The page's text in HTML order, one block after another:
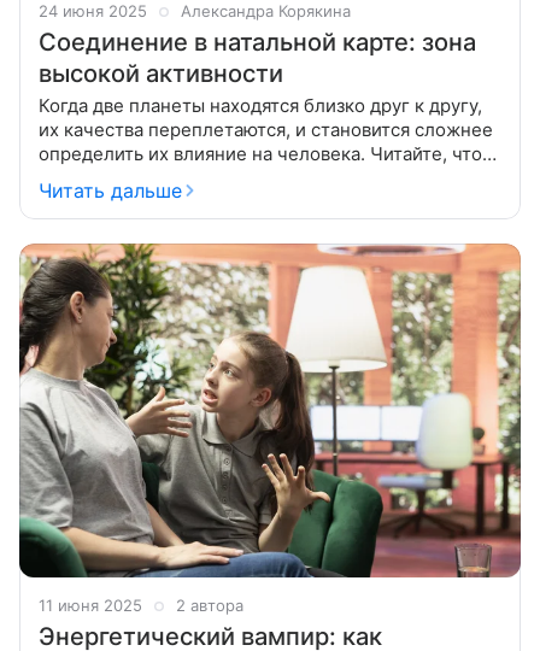
24 июня 2025 Александра Корякина
Соединение в натальной карте: зона
высокой активности
Когда две планеты находятся близко друг к другу,
их качества переплетаются, и становится сложнее
определить их влияние на человека. Читайте, что
представляет собой соединение в натальной карте.
Когда энергии небесных
Читать дальше
11 июня 2025 2 автора
Энергетический вампир: как